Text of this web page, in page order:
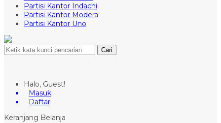
Partisi Kantor Indachi
Partisi Kantor Modera
Partisi Kantor Uno
Cari
Halo, Guest!
Masuk
Daftar
Keranjang Belanja